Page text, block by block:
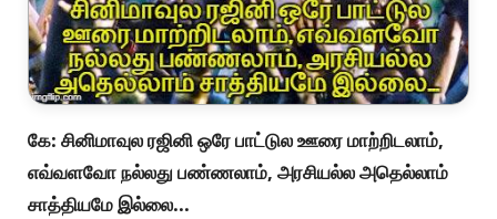
வந்திருக்கிறார், நாங்களும் அவருடன்
பயணித்திருக்கிறோம்.